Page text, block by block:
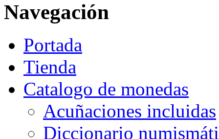
Navegación
Portada
Tienda
Catalogo de monedas
Acuñaciones incluidas
Diccionario